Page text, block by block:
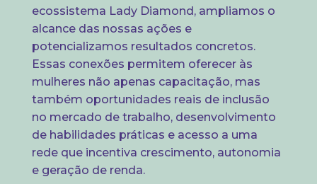
ecossistema Lady Diamond, ampliamos o
alcance das nossas ações e
potencializamos resultados concretos.
Essas conexões permitem oferecer às
mulheres não apenas capacitação, mas
também oportunidades reais de inclusão
no mercado de trabalho, desenvolvimento
de habilidades práticas e acesso a uma
rede que incentiva crescimento, autonomia
e geração de renda.